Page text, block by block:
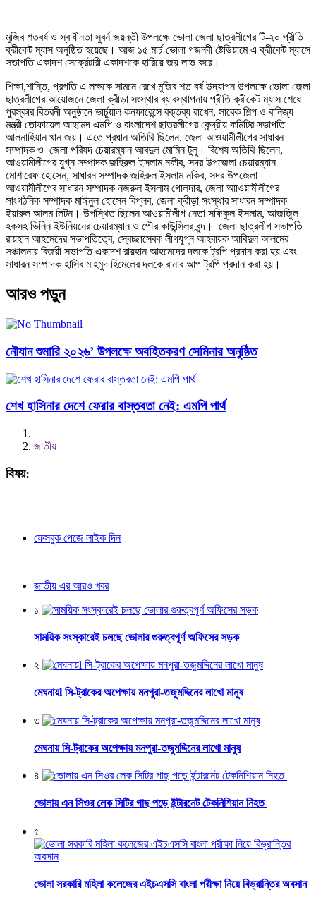
মুজিব শতবর্ষ ও স্বাধীনতা সুবর্ন জয়ন্তী উপলক্ষে ভোলা জেলা ছাত্রলীগের টি-২০ প্রীতি
ক্রীকেট ম্যাস অনুষ্ঠিত হয়েছে। আজ ১৫ মার্চ ভোলা গজনবী ষ্টেডিয়ামে এ ক্রীকেট ম্যাসে
সভাপতি একাদশ সেক্রেটারী একাদশকে হারিয়ে জয় লাভ করে।
শিক্ষা,শান্তি, প্রগতি এ লক্ষকে সামনে রেখে মুজিব শত বর্ষ উদ্যাপন উপলক্ষে ভোলা জেলা
ছাত্রলীগের আয়োজনে জেলা ক্রীড়া সংস্থার ব্যাবস্থাপনায় প্রীতি ক্রীকেট ম্যাস শেষে
পুরস্কার বিতরনী অনুষ্ঠানে ভার্চুয়াল কনফারেন্সে বক্তব্য রাখেন, সাবেক শিল্প ও বানিজ্য
মন্ত্রী তোফায়েল আহমেদ এমপি ও বাংলাদেশ ছাত্রলীগের কেন্দ্রীয় কমিটির সভাপতি
আলনাহিয়ান খান জয়। এতে প্রধান অতিথি ছিলেন, জেলা আওয়ামীলীগের সাধারন
সম্পাদক ও জেলা পরিষদ চেয়ারম্যান আবদুল মোমিন টুলু। বিশেষ অতিথি ছিলেন,
আওয়ামীলীগের যুগ্ন সম্পাদক জহিরুল ইসলাম নকীব, সদর উপজেলা চেয়ারম্যান
মোশারেফ হোসেন, সাধারন সম্পাদক জহিরুল ইসলাম নকিব, সদর উপজেলা
আওয়ামীলীগের সাধারন সম্পাদক নজরুল ইসলাম গোলদার, জেলা আাওয়ামীলীগের
সাংগঠনিক সম্পাদক মাঈনুল হোসেন বিপ্লব, জেলা ক্রীড়া সংস্থার সাধারন সম্পাদক
ইয়ারুল আলম লিটন। উপস্থিত ছিলেন আওয়ামীলীগ নেতা সফিকুল ইসলাম, আজজিুল
হকসহ ভিন্নি ইউনিয়নের চেয়ারম্যান ও পৌর কাউন্সিলর বৃন্দ। জেলা ছাত্রলীগ সভাপতি
রায়হান আহমেদের সভাপতিত্বে, স্বেচ্ছাসেবক লীগযুগ্ন আহবায়ক আবিদুল আলমের
সঞ্চালনায় বিজয়ী সভাপতি একাদশ রায়হান আহমেদের দলকে ট্রপি প্রদান করা হয় এবং
সাধারন সম্পাদক হাসিব মাহমুদ হিমেলের দলকে রানার আপ ট্রপি প্রদান করা হয়।
আরও পড়ুন
নৌযান শুমারি ২০২৬’ উপলক্ষে অবহিতকরণ সেমিনার অনুষ্ঠিত
শেখ হাসিনার দেশে ফেরার বাস্তবতা নেই: এমপি পার্থ
জাতীয়
বিষয়:
ফেসবুক পেজে লাইক দিন
জাতীয় এর আরও খবর
১
সাময়িক সংস্কারেই চলছে ভোলার গুরুত্বপূর্ণ অফিসের সড়ক
২
মেঘনায়l সি-ট্রাকের অপেক্ষায় মনপুরা-তজুমদ্দিনের লাখো মানুষ
৩
মেঘনায় সি-ট্রাকের অপেক্ষায় মনপুরা-তজুমদ্দিনের লাখো মানুষ
৪
ভোলায় এন সিওর লেক সিটির গাছ পড়ে ইন্টারনেট টেকনিশিয়ান নিহত
৫
ভোলা সরকারি মহিলা কলেজের এইচএসসি বাংলা পরীক্ষা নিয়ে বিভ্রান্তির অবসান